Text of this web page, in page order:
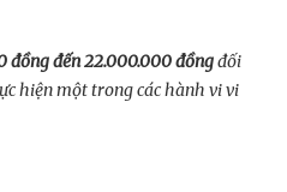
đồng đến 22.000.000 đồngđối
hiện một trong các hành vi vi